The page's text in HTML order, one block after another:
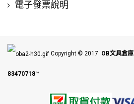
電子發票說明
Copyright © 2017 OB文具倉庫
83470718™